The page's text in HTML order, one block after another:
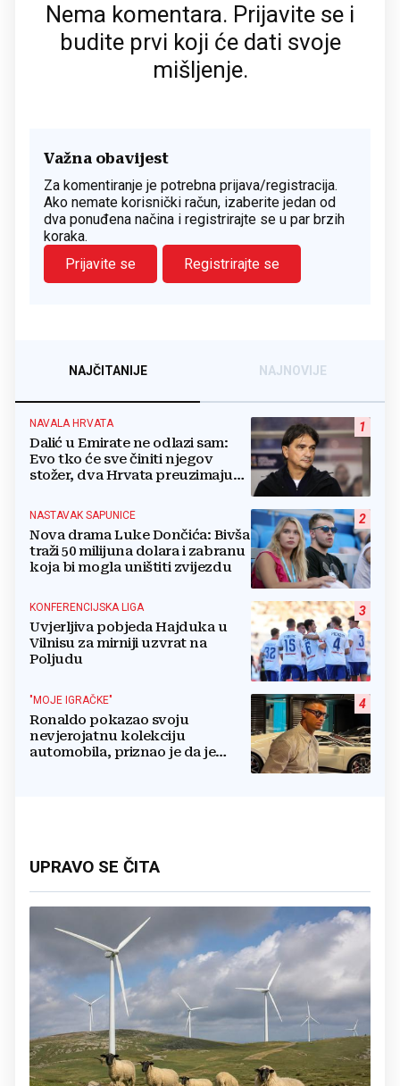
Nema komentara. Prijavite se i
budite prvi koji će dati svoje
mišljenje.
Važna obavijest
Za komentiranje je potrebna prijava/registracija.
Ako nemate korisnički račun, izaberite jedan od
dva ponuđena načina i registrirajte se u par brzih
koraka.
Prijavite se
Registrirajte se
NAJČITANIJE NAJNOVIJE
1
NAVALA HRVATA
Dalić u Emirate ne odlazi sam:
Evo tko će sve činiti njegov
stožer, dva Hrvata preuzimaju
2
NASTAVAK SAPUNICE
Nova drama Luke Dončića: Bivša
traži 50 milijuna dolara i zabranu
koja bi mogla uništiti zvijezdu
3
KONFERENCIJSKA LIGA
Uvjerljiva pobjeda Hajduka u
Vilnisu za mirniji uzvrat na
Poljudu
4
"MOJE IGRAČKE"
Ronaldo pokazao svoju
nevjerojatnu kolekciju
automobila, priznao je da je
UPRAVO SE ČITA